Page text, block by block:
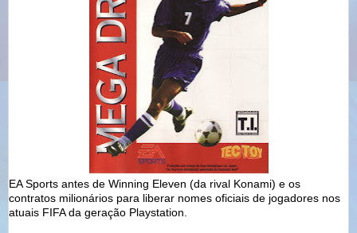
EA Sports antes de Winning Eleven (da rival Konami) e os
contratos milionários para liberar nomes oficiais de jogadores nos
atuais FIFA da geração Playstation.